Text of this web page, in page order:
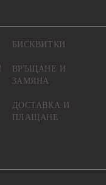
БИСКВИТКИ
ВРЪЩАНЕ И
ЗАМЯНА
ДОСТАВКА И
ПЛАЩАНЕ